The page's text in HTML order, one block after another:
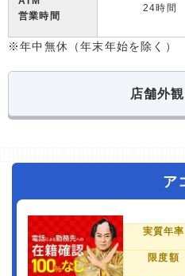
営業時間
24時間
※年中無休（年末年始を除く）
店舗外
ア
実質年率
限度額